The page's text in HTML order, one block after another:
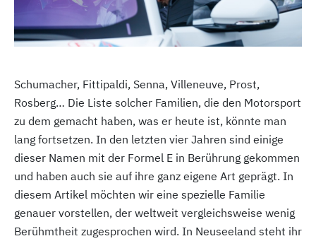
Schumacher, Fittipaldi, Senna, Villeneuve, Prost,
Rosberg… Die Liste solcher Familien, die den Motorsport
zu dem gemacht haben, was er heute ist, könnte man
lang fortsetzen. In den letzten vier Jahren sind einige
dieser Namen mit der Formel E in Berührung gekommen
und haben auch sie auf ihre ganz eigene Art geprägt. In
diesem Artikel möchten wir eine spezielle Familie
genauer vorstellen, der weltweit vergleichsweise wenig
Berühmtheit zugesprochen wird. In Neuseeland steht ihr